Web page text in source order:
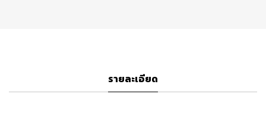
รายละเอียด